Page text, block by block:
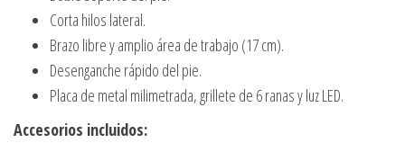
Corta hilos lateral.
Brazo libre y amplio área de trabajo (17 cm).
Desenganche rápido del pie.
Placa de metal milimetrada, grillete de 6 ranas y luz LED.
Accesorios incluidos: